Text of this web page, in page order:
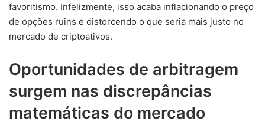
favoritismo. Infelizmente, isso acaba inflacionando o preço
de opções ruins e distorcendo o que seria mais justo no
mercado de criptoativos.
Oportunidades de arbitragem
surgem nas discrepâncias
matemáticas do mercado